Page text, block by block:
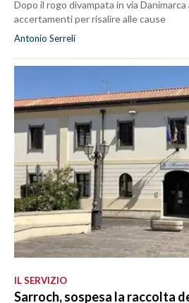
Dopo il rogo divampata in via
accertamenti per risalire alle cause
Antonio Serreli
IL SERVIZIO
Sarroch, sospesa la raccolta